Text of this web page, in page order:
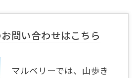
問い合わせはこちら
マルベリーでは、山歩き